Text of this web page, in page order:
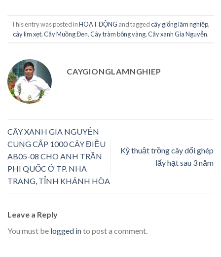
This entry was posted inHOẠT ĐỘNG and taggedcây giống lâm nghiệp,
cây lim xẹt,Cây Muồng Đen,Cây tràm bông vàng,Cây xanh Gia Nguyễn.
CAYGIONGLAMNGHIEP
CÂY XANH GIA NGUYỄN
CUNG CẤP 1000 CÂY ĐIỀU
AB05-08 CHO ANH TRẦN
PHI QUỐC Ở TP. NHA
TRANG, TỈNH KHÁNH HÒA
Kỹ thuật trồng cây dổi ghép
lấy hạt sau 3 năm
Leave a Reply
You must be logged into post a comment.